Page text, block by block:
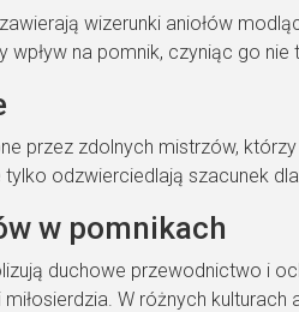
wizerunki aniołów
wpływ na pomnik, czyniąc go
przez zdolnych mistrzów,
odzwierciedlają szacunek
w pomnikach
duchowe przewodnictwo i
W różnych